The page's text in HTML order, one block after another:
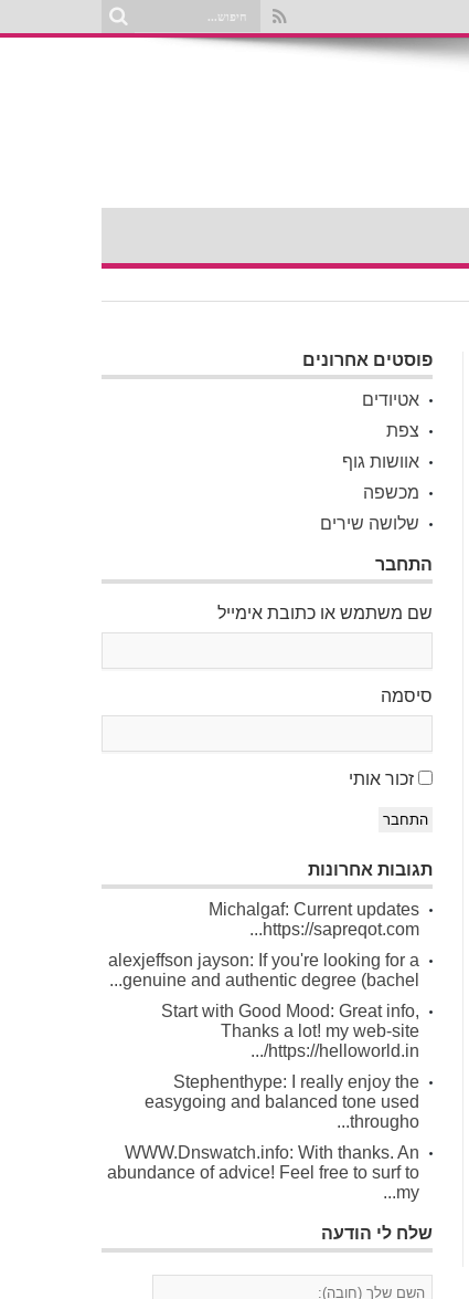
פוסטים אחרונים
אטיודים
צפת
אוושות גוף
מכשפה
שלושה שירים
התחבר
שם משתמש או כתובת אימייל
סיסמה
זכור אותי
התחבר
תגובות אחרונות
Michalgaf: Current updates
https://sapreqot.com...
alexjeffson jayson: If you're looking for a
genuine and authentic degree (bachel...
Start with Good Mood: Great info,
Thanks a lot! my web-site
https://helloworld.in/...
Stephenthype: I really enjoy the
easygoing and balanced tone used
througho...
WWW.Dnswatch.info: With thanks. An
abundance of advice! Feel free to surf to
my...
שלח לי הודעה